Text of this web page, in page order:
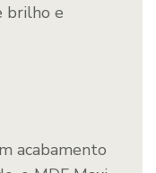
brilho e
acabamento